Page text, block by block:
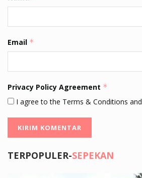
Email *
Privacy Policy Agreement *
I agree to the Terms & Conditions and
TERPOPULER-SEPEKAN